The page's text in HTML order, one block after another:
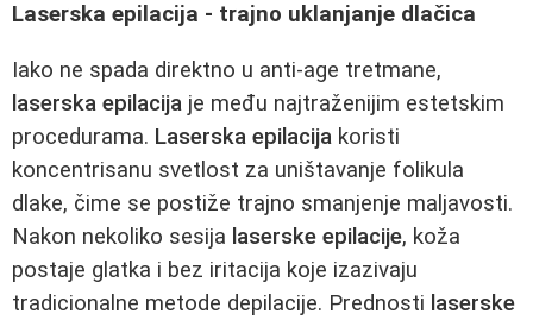
Laserska epilacija - trajno uklanjanje dlačica
Iako ne spada direktno u anti-age tretmane,
laserska epilacija je među najtraženijim estetskim
procedurama. Laserska epilacija koristi
koncentrisanu svetlost za uništavanje folikula
dlake, čime se postiže trajno smanjenje maljavosti.
Nakon nekoliko sesija laserske epilacije, koža
postaje glatka i bez iritacija koje izazivaju
tradicionalne metode depilacije. Prednosti laserske